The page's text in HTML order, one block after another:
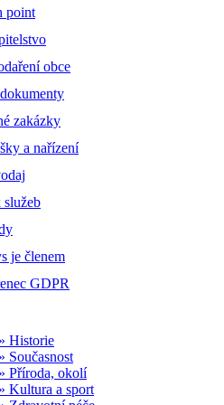
point
obce
zakázky
a nařízení
služeb
je členem
GDPR
» Historie
» Současnost
» Příroda, okolí
» Kultura a sport